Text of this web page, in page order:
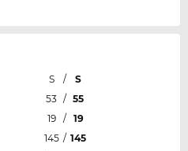
S /
S
53 / 55
19 / 19
145 / 145